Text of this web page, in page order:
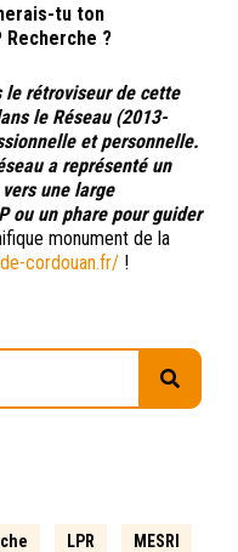
tu ton
Recherche ?
le rétroviseur de cette
le Réseau (2013-
et personnelle.
a représenté un
une large
ou un phare pour guider
monument de la
cordouan.fr/ !
LPR MESRI